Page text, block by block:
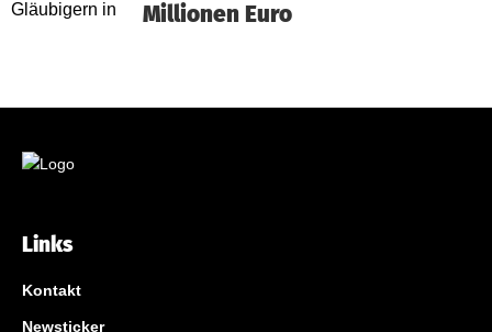
Millionen Euro
Links
Kontakt
Newsticker